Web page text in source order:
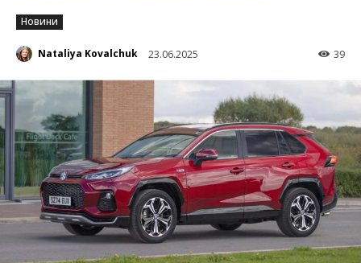
Новини
Nataliya Kovalchuk 23.06.2025 39